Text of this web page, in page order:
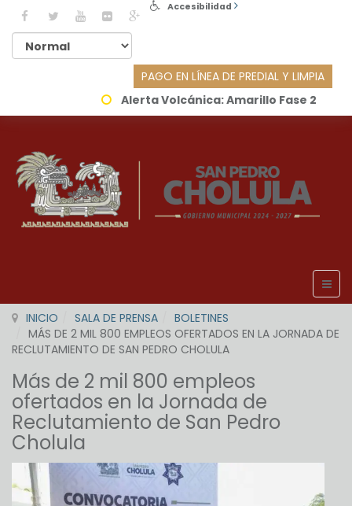
Accesibilidad
PAGO EN LÍNEA DE PREDIAL Y LIMPIA
Alerta Volcánica:Amarillo Fase 2
INICIO SALA DE PRENSA
BOLETINES
MÁS DE 2 MIL 800 EMPLEOS OFERTADOS EN LA JORNADA DE
RECLUTAMIENTO DE SAN PEDRO CHOLULA
Más de 2 mil 800 empleos
ofertados en la Jornada de
Reclutamiento de San Pedro
Cholula